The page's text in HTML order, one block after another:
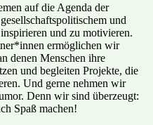
auf die Agenda der
und
und zu motivieren.
ermöglichen wir
denen Menschen ihre
und begleiten Projekte, die
Und gerne nehmen wir
Denn wir sind überzeugt:
Spaß machen!